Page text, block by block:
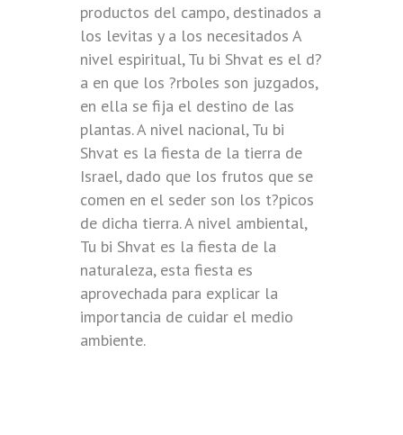
productos del campo, destinados a
los levitas y a los necesitados A
nivel espiritual, Tu bi Shvat es el d?
a en que los ?rboles son juzgados,
en ella se fija el destino de las
plantas. A nivel nacional, Tu bi
Shvat es la fiesta de la tierra de
Israel, dado que los frutos que se
comen en el seder son los t?picos
de dicha tierra. A nivel ambiental,
Tu bi Shvat es la fiesta de la
naturaleza, esta fiesta es
aprovechada para explicar la
importancia de cuidar el medio
ambiente.